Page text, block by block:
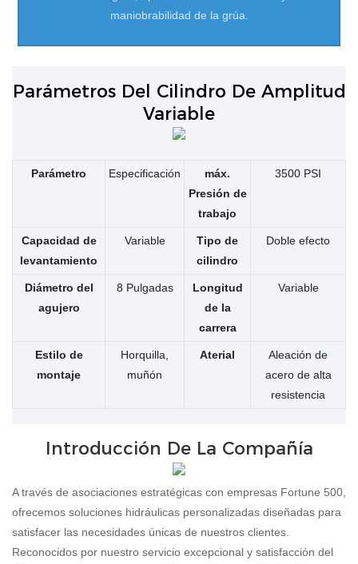
maniobrabilidad de la grúa.
Parámetros Del Cilindro De Amplitud
Variable
Parámetro Especificación
máx.
Presión de
trabajo
3500 PSI
Capacidad de
levantamiento
Variable
Tipo de
cilindro
Doble efecto
Diámetro del
agujero
8 Pulgadas
Longitud
de la
carrera
Variable
Estilo de
montaje
Horquilla,
muñón
Aterial
Aleación de
acero de alta
resistencia
Introducción De La Compañía
A través de asociaciones estratégicas con empresas Fortune 500,
ofrecemos soluciones hidráulicas personalizadas diseñadas para
satisfacer las necesidades únicas de nuestros clientes.
Reconocidos por nuestro servicio excepcional y satisfacción del